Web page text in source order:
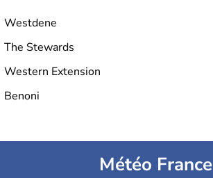
Westdene
The Stewards
Western Extension
Benoni
Météo France